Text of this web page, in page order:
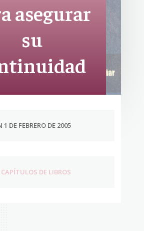
asegurar
su
1 DE FEBRERO DE 2005
CAPÍTULOS DE LIBROS